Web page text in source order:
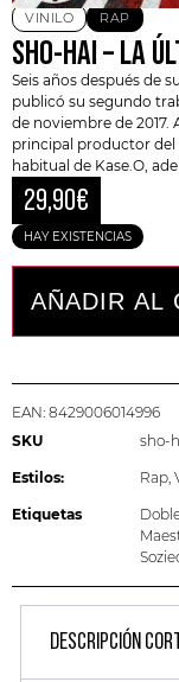
VINILO RAP
SHO-HAI – LA
Seis años después de
publicó su segundo
de noviembre de 2017.
principal productor del
habitual de Kase.O,
29,90€
HAY EXISTENCIAS
AÑADIR AL
EAN: 8429006014996
SKU
sho-
Estilos: Rap,
Etiquetas
DESCRIPCIÓN